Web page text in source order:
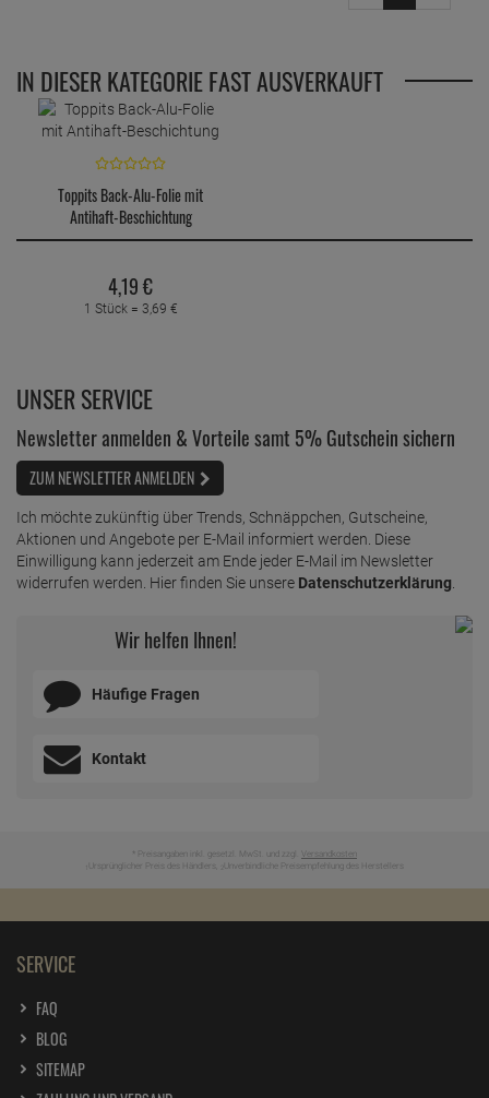
IN DIESER KATEGORIE FAST AUSVERKAUFT
Toppits Back-Alu-Folie mit
Antihaft-Beschichtung
4,19€
1 Stück = 3,69 €
UNSER SERVICE
Newsletter anmelden & Vorteile samt 5% Gutschein sichern
ZUM NEWSLETTER ANMELDEN
Ich möchte zukünftig über Trends, Schnäppchen, Gutscheine,
Aktionen und Angebote per E-Mail informiert werden. Diese
Einwilligung kann jederzeit am Ende jeder E-Mail im Newsletter
widerrufen werden. Hier finden Sie unsere Datenschutzerklärung
Wir helfen Ihnen!
Häufige Fragen
Kontakt
* Preisangaben inkl. gesetzl. MwSt. und zzgl. Versandkosten
Ursprünglicher Preis des Händlers, Unverbindliche Preisempfehlung des Herstellers
SERVICE
FAQ
BLOG
SITEMAP